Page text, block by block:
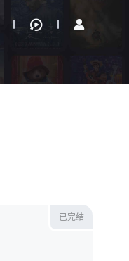
已完结